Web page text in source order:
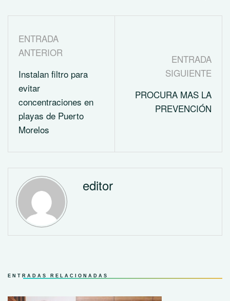
ENTRADA
ANTERIOR
Instalan filtro para
evitar
concentraciones en
playas de Puerto
Morelos
ENTRADA
SIGUIENTE
PROCURA MAS LA
PREVENCIÓN
editor
ENTRADAS RELACIONADAS